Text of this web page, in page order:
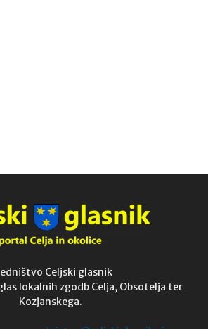
Celjski glasnik
lokalnih zgodb Celja, Obsotelja ter
Kozjanskega.